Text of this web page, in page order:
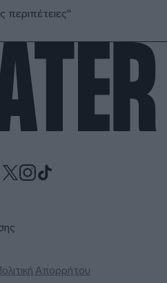
περιπέτειες"
Απορρήτου